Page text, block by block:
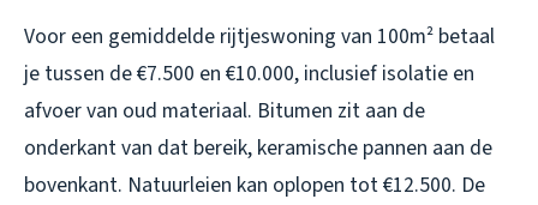
Voor een gemiddelde rijtjeswoning van 100m² betaal
je tussen de €7.500 en €10.000, inclusief isolatie en
afvoer van oud materiaal. Bitumen zit aan de
onderkant van dat bereik, keramische pannen aan de
bovenkant. Natuurleien kan oplopen tot €12.500. De